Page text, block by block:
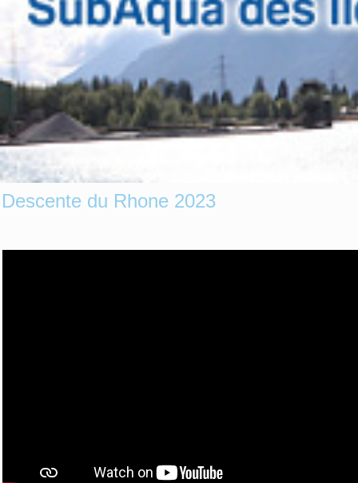
Descente du Rhone 2023